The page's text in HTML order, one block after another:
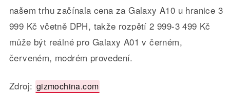
našem trhu začínala cena za Galaxy A10 u hranice 3
999 Kč včetně DPH, takže rozpětí 2 999-3 499 Kč
může být reálné pro Galaxy A01 v černém,
červeném, modrém provedení.
Zdroj: gizmochina.com